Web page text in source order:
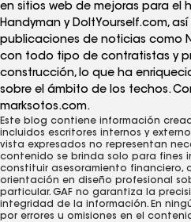
en sitios web de mejoras para el
Handyman y DoItYourself.com,
publicaciones de noticias como
con todo tipo de contratistas y
construcción, lo que ha
sobre el ámbito de los techos.
marksotos.com.
Este blog contiene información
incluidos escritores internos y
vista expresados ​​no representan
contenido se brinda solo para fines
constituir asesoramiento financiero,
orientación en diseño profesional
particular. GAF no garantiza la
integridad de la información. En
por errores u omisiones en el